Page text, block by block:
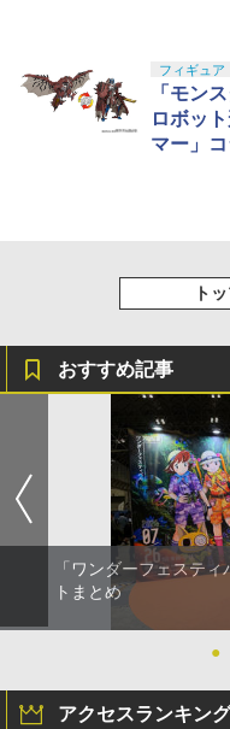
フィギュア
「モン
ロボッ
マー」
ト
おすすめ記事
「ワンダーフェステ
トまとめ
●
アクセスランキング